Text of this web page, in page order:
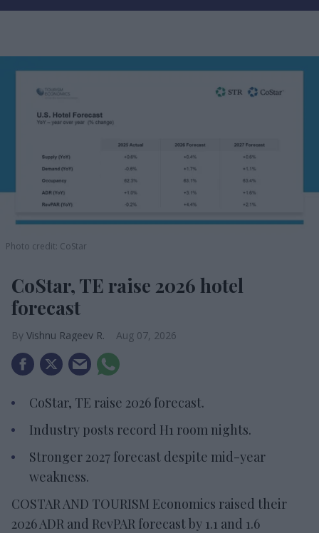
Photo credit: CoStar
CoStar, TE raise 2026 hotel
forecast
Vishnu Rageev R. Aug 07, 2026
CoStar, TE raise 2026 forecast.
Industry posts record H1 room nights.
Stronger 2027 forecast despite mid-year
weakness.
COSTAR AND TOURISM Economics raised their
2026 ADR and RevPAR forecast by 1.1 and 1.6